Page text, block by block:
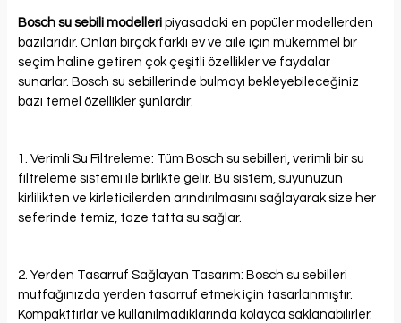
Bosch su sebili modelleri piyasadaki en popüler modellerden
bazılarıdır. Onları birçok farklı ev ve aile için mükemmel bir
seçim haline getiren çok çeşitli özellikler ve faydalar
sunarlar. Bosch su sebillerinde bulmayı bekleyebileceğiniz
bazı temel özellikler şunlardır:
1. Verimli Su Filtreleme: Tüm Bosch su sebilleri, verimli bir su
filtreleme sistemi ile birlikte gelir. Bu sistem, suyunuzun
kirlilikten ve kirleticilerden arındırılmasını sağlayarak size her
seferinde temiz, taze tatta su sağlar.
2. Yerden Tasarruf Sağlayan Tasarım: Bosch su sebilleri
mutfağınızda yerden tasarruf etmek için tasarlanmıştır.
Kompakttırlar ve kullanılmadıklarında kolayca saklanabilirler.